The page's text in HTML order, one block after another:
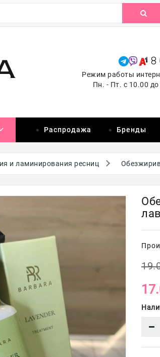
8
Режим работы
Пн. - Пт. с 10.00
Распродажа Бренды
и ламинирования ресниц